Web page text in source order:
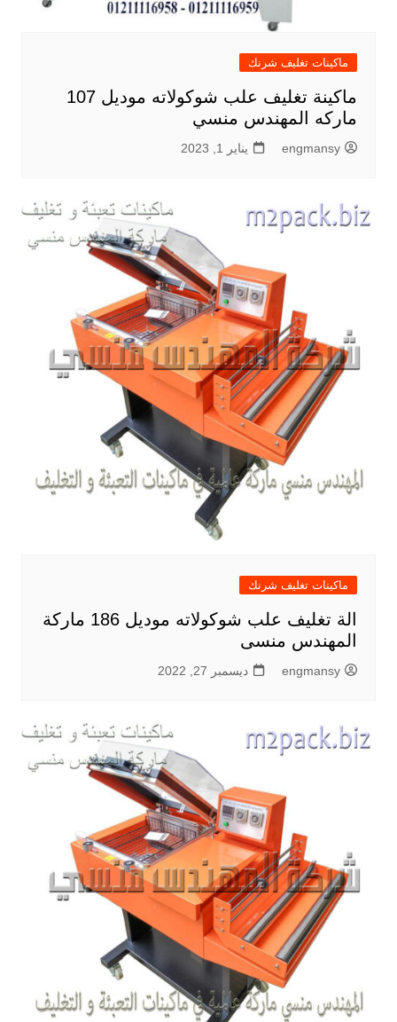
ماكينات تغليف شرنك
ماكينة تغليف علب شوكولاته موديل 107
ماركه المهندس منسي
engmansy يناير 1, 2023
ماكينات تغليف شرنك
الة تغليف علب شوكولاته موديل 186 ماركة
المهندس منسى
engmansy ديسمبر 27, 2022